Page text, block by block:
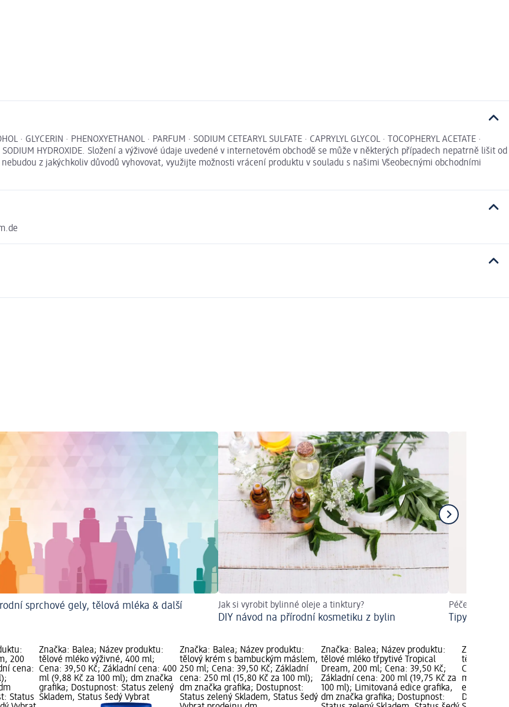
· GLYCERIN · PHENOXYETHANOL · PARFUM · SODIUM CETEARYL SULFATE · CAPRYLYL GLYCOL · TOCOPHERYL ACETATE ·
· SODIUM HYDROXIDE. Složení a výživové údaje uvedené v internetovém obchodě se může v některých případech nepatrně lišit od
z jakýchkoliv důvodů vyhovovat, využijte možnosti vrácení produktu v souladu s našimi Všeobecnými obchodními
sprchové gely, tělová mléka & další Jak si vyrobit bylinné oleje a tinktury?
DIY návod na přírodní kosmetiku z bylin
Péče o tělo v
Tipy pro
200
cena:
Status
Značka: Balea; Název produktu:
tělové mléko výživné, 400 ml;
Cena: 39,50 Kč; Základní cena: 400
ml (9,88 Kč za 100 ml); dm značka
grafika; Dostupnost: Status zelený
Skladem, Status šedý Vybrat
Značka: Balea; Název produktu:
tělový krém s bambuckým máslem,
250 ml; Cena: 39,50 Kč; Základní
cena: 250 ml (15,80 Kč za 100 ml);
dm značka grafika; Dostupnost:
Status zelený Skladem, Status šedý
Značka: Balea; Název produktu:
tělové mléko třpytivé Tropical
Dream, 200 ml; Cena: 39,50 Kč;
Základní cena: 200 ml (19,75 Kč za
100 ml); Limitovaná edice grafika,
dm značka grafika; Dostupnost:
Značka:
tělové
Cena:
ml (19,75
edice